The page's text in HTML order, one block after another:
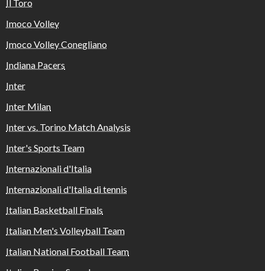
Il Toro
Imoco Volley
Imoco Volley Conegliano
Indiana Pacers
Inter
Inter Milan
Inter vs. Torino Match Analysis
Inter's Sports Team
Internazionali d'Italia
Internazionali d'Italia di tennis
Italian Basketball Finals
Italian Men's Volleyball Team
Italian National Football Team